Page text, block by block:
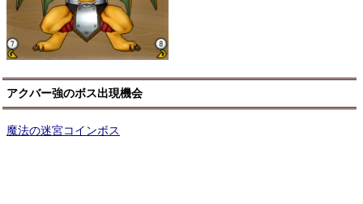
アクバー強のボス出現機会
魔法の迷宮コインボス